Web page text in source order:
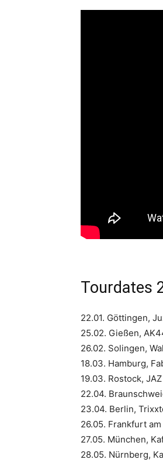
Tourdates
22.01. Göttingen,
25.02. Gießen,
26.02. Solingen,
18.03. Hamburg,
19.03. Rostock,
22.04.
23.04. Berlin,
26.05. Frankfurt
27.05. München,
28.05. Nürnberg,